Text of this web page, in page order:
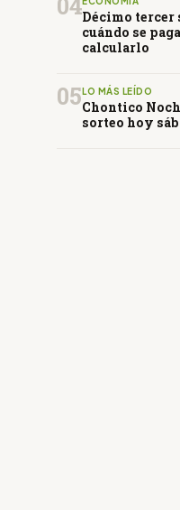
Décimo tercer
cuándo se
calcularlo
05 LO MÁS LEÍDO
Chontico
sorteo hoy